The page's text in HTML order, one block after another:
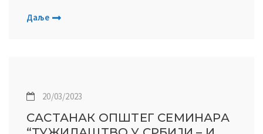
Даље
20/03/2023
САСТАНАК ОПШТЕГ СЕМИНАРА